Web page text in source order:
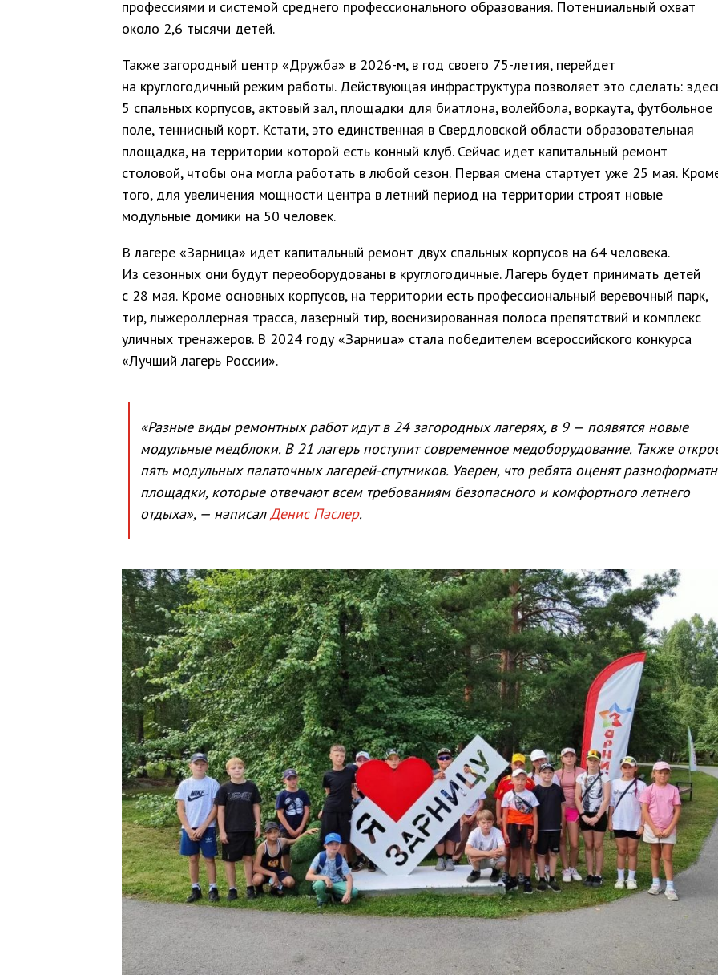
профессиями и системой среднего профессионального образования. Потенциальный охват
около 2,6 тысячи детей.
Также загородный центр «Дружба» в 2026-м, в год своего 75-летия, перейдет
на круглогодичный режим работы. Действующая инфраструктура позволяет это сделать:
5 спальных корпусов, актовый зал, площадки для биатлона, волейбола, воркаута, футбольное
поле, теннисный корт. Кстати, это единственная в Свердловской области образовательная
площадка, на территории которой есть конный клуб. Сейчас идет капитальный ремонт
столовой, чтобы она могла работать в любой сезон. Первая смена стартует уже 25 мая.
того, для увеличения мощности центра в летний период на территории строят новые
модульные домики на 50 человек.
В лагере «Зарница» идет капитальный ремонт двух спальных корпусов на 64 человека.
Из сезонных они будут переоборудованы в круглогодичные. Лагерь будет принимать детей
с 28 мая. Кроме основных корпусов, на территории есть профессиональный веревочный парк,
тир, лыжероллерная трасса, лазерный тир, военизированная полоса препятствий и комплекс
уличных тренажеров. В 2024 году «Зарница» стала победителем всероссийского конкурса
«Лучший лагерь России».
«Разные виды ремонтных работ идут в 24 загородных лагерях, в 9 — появятся новые
модульные медблоки. В 21 лагерь поступит современное медоборудование. Также
пять модульных палаточных лагерей-спутников. Уверен, что ребята оценят
площадки, которые отвечают всем требованиям безопасного и комфортного летнего
отдыха», — написалДенис Паслер.